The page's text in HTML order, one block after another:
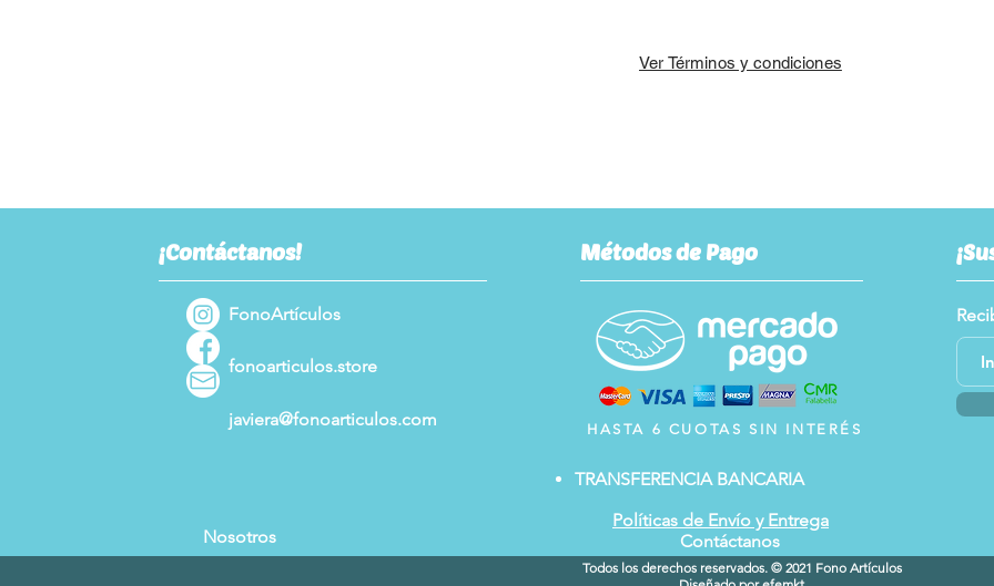
Ver Términos y condiciones
¡Contáctanos!
FonoArtículos
fonoarticulos.store
javiera@fonoarticulos.com
Métodos de Pago
HASTA 6 CUOTAS SIN INTERÉS
TRANSFERENCIA BANCARIA
Nosotros
Políticas de Envío y Entrega
Contáctanos
Todos los derechos reservados. © 2021 Fono Artículos